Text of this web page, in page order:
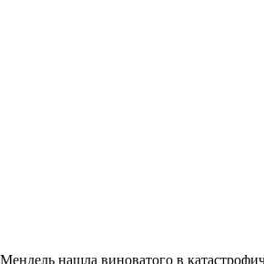
Мендель нашла виноватого в